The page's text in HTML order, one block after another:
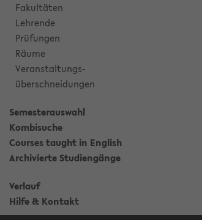
Fakultäten
Lehrende
Prüfungen
Räume
Veranstaltungs-
überschneidungen
Semesterauswahl
Kombisuche
Courses taught in English
Archivierte Studiengänge
Verlauf
Hilfe & Kontakt